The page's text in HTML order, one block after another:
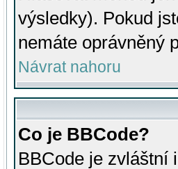
výsledky). Pokud
nemáte oprávněný
Návrat nahoru
Co je BBCode?
BBCode je zvláštní